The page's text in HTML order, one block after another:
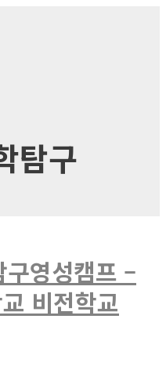
탐구
영성캠프 –
비전학교